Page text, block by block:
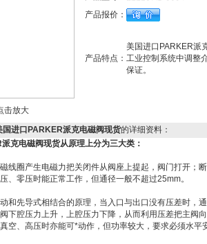
击放大
产品报价：
产品特点：
美国进口PARKER派
工业控制系统中调整
保证。
进口PARKER派克电磁阀现货的详细资料：
克电磁阀现货从原理上分为三大类：
线圈产生电磁力把关闭件从阀座上提起，阀门打开；
、零压时能正常工作，但通径一般不超过25mm。
和先导式相结合的原理，当入口与出口没有压差时，
下腔压力上升，上腔压力下降，从而利用压差把主阀
空、高压时亦能可*动作，但功率较大，要求必须水平